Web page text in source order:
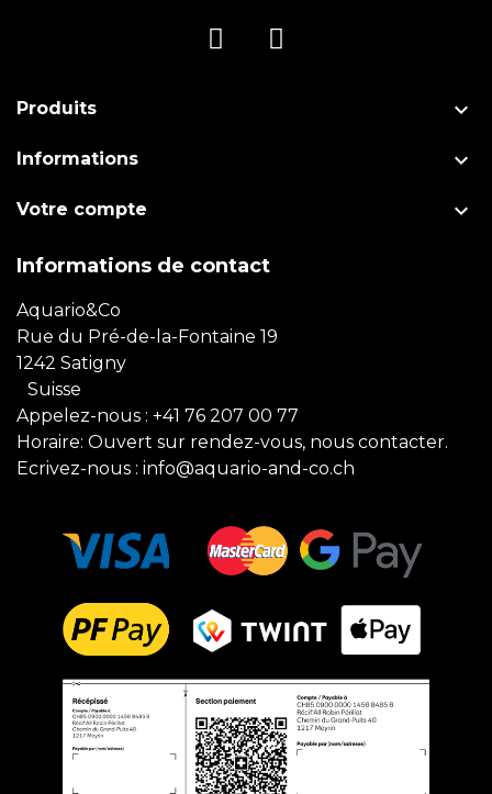
Produits 
Informations 
Votre compte 
Informations de contact
Aquario&Co
Rue du Pré-de-la-Fontaine 19
1242 Satigny
Suisse
Appelez-nous : +41 76 207 00 77
Horaire: Ouvert sur rendez-vous, nous contacter.
Ecrivez-nous : info@aquario-and-co.ch